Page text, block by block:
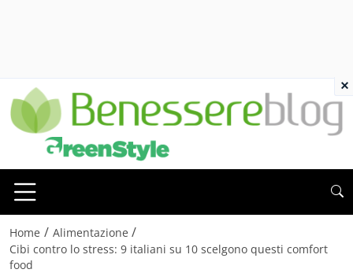
Home / Alimentazione /
Cibi contro lo stress: 9 italiani su 10 scelgono questi comfort
food
×